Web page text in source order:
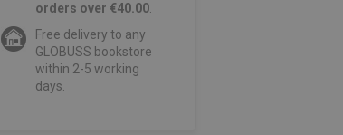
orders over €40.00.
Free delivery to any
GLOBUSS bookstore
within 2-5 working
days.